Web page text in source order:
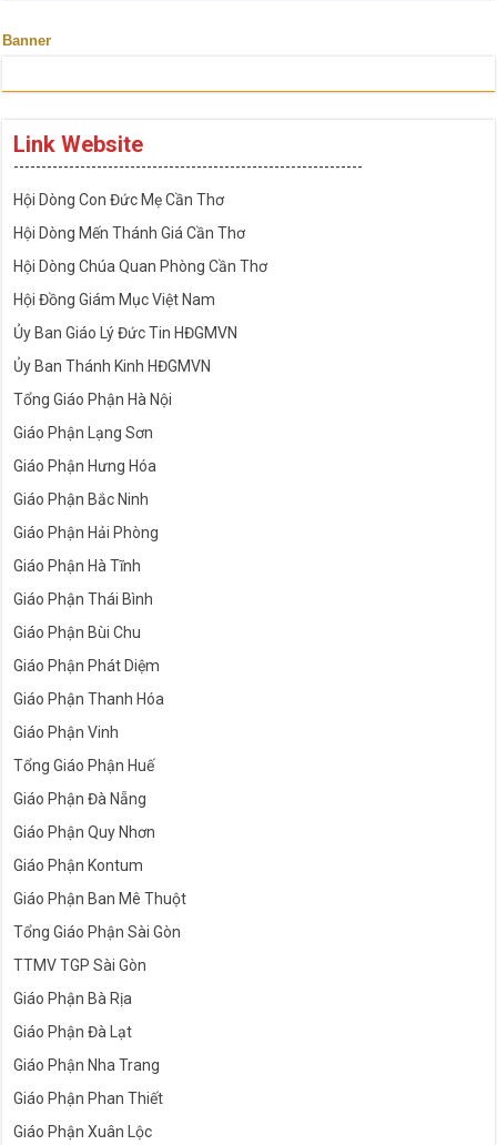
Banner
Link Website
---------------------------------------------------------------
Hội Dòng Con Đức Mẹ Cần Thơ
Hội Dòng Mến Thánh Giá Cần Thơ
Hội Dòng Chúa Quan Phòng Cần Thơ
Hội Đồng Giám Mục Việt Nam
Ủy Ban Giáo Lý Đức Tin HĐGMVN
Ủy Ban Thánh Kinh HĐGMVN
Tổng Giáo Phận Hà Nội
Giáo Phận Lạng Sơn
Giáo Phận Hưng Hóa
Giáo Phận Bắc Ninh
Giáo Phận Hải Phòng
Giáo Phận Hà Tĩnh
Giáo Phận Thái Bình
Giáo Phận Bùi Chu
Giáo Phận Phát Diệm
Giáo Phận Thanh Hóa
Giáo Phận Vinh
Tổng Giáo Phận Huế
Giáo Phận Đà Nẵng
Giáo Phận Quy Nhơn
Giáo Phận Kontum
Giáo Phận Ban Mê Thuột
Tổng Giáo Phận Sài Gòn
TTMV TGP Sài Gòn
Giáo Phận Bà Rịa
Giáo Phận Đà Lạt
Giáo Phận Nha Trang
Giáo Phận Phan Thiết
Giáo Phận Xuân Lộc